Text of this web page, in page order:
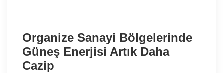
Organize Sanayi Bölgelerinde
Güneş Enerjisi Artık Daha
Cazip